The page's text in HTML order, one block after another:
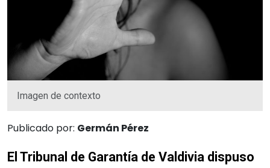
Imagen de contexto
Publicado por: Germán Pérez
El Tribunal de Garantía de Valdivia dispuso